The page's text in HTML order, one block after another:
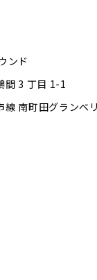
ンド
間 3 丁目 1-1
線 南町田グランベ